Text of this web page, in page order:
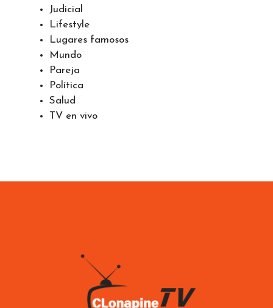
Judicial
Lifestyle
Lugares famosos
Mundo
Pareja
Política
Salud
TV en vivo